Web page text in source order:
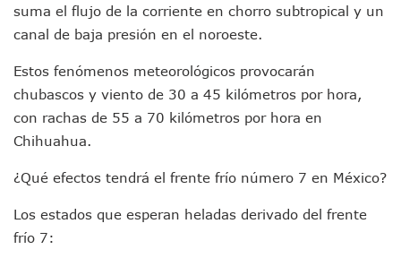
Vecinos De La Playita Reciben A Juan Carlos Castro
Asesinan En Oaxaca Al Periodista Francisco Alejandro
Yussara Canales Pide Transparencia Sobre Nuevo
Adultos Mayores De Ixtapa Tendrán Una “Casa De Día”
Mujeres Recorren Calles De Ixtapa Para Identificar
Videos De Presunto Convoy Armado Desatan Operativo
Dr. Álvarez Zayas Dirige Plan De Salud Animal Y
suma el flujo de la corriente en chorro subtropical y un
canal de baja presión en el noroeste.
Estos fenómenos meteorológicos provocarán
chubascos y viento de 30 a 45 kilómetros por hora,
con rachas de 55 a 70 kilómetros por hora en
Chihuahua.
¿Qué efectos tendrá el frente frío número 7 en México?
Los estados que esperan heladas derivado del frente
frío 7: